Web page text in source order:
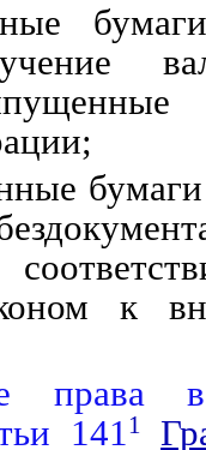
к
права в
1411